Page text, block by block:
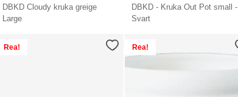
DBKD Cloudy kruka greige
Large
DBKD - Kruka Out Pot small -
Svart
Rea! Rea!